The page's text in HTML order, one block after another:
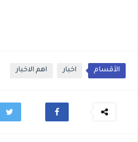
الأقسام اخبار اهم الاخبار